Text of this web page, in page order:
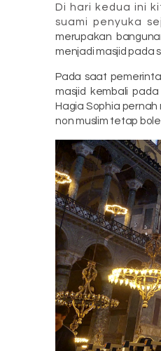
Di hari kedua ini
suami penyuka
merupakan
menjadi masjid pada
Pada saat
masjid kembali
Hagia Sophia pernah
non muslim tetap